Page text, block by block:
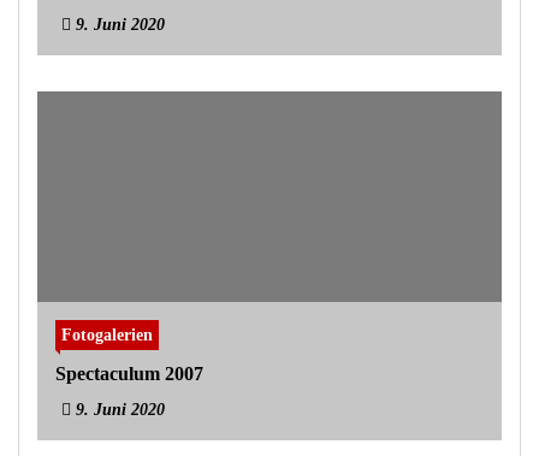
9. Juni 2020
Fotogalerien
Spectaculum 2007
9. Juni 2020